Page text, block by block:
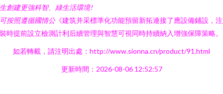
創建更強科智、綠生活環境!
按照遵循國情公《建筑并采標準化功能預留新拓連接了應設備鋪設，
時提前設立檢測計利后續管理與智慧可視同時持續納入增強保障策略。
如若轉載，請注明出處：http://www.sionna.cn/product/91.html
更新時間：2026-08-06 12:52:57